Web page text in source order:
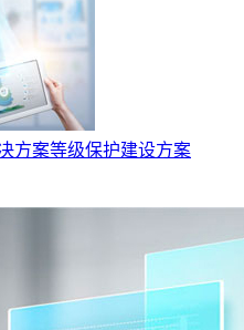
方案等级保护建设方案